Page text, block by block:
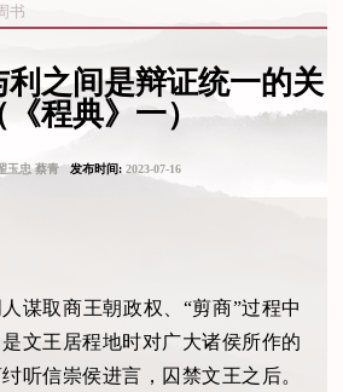
书
之间是辩证统一的关
程典》一）
玉忠 蔡青发布时间: 2023-07-16
人谋取商王朝政权、“剪商”过程中
文王居程地时对广大诸侯所作的
听信崇侯进言，囚禁文王之后。